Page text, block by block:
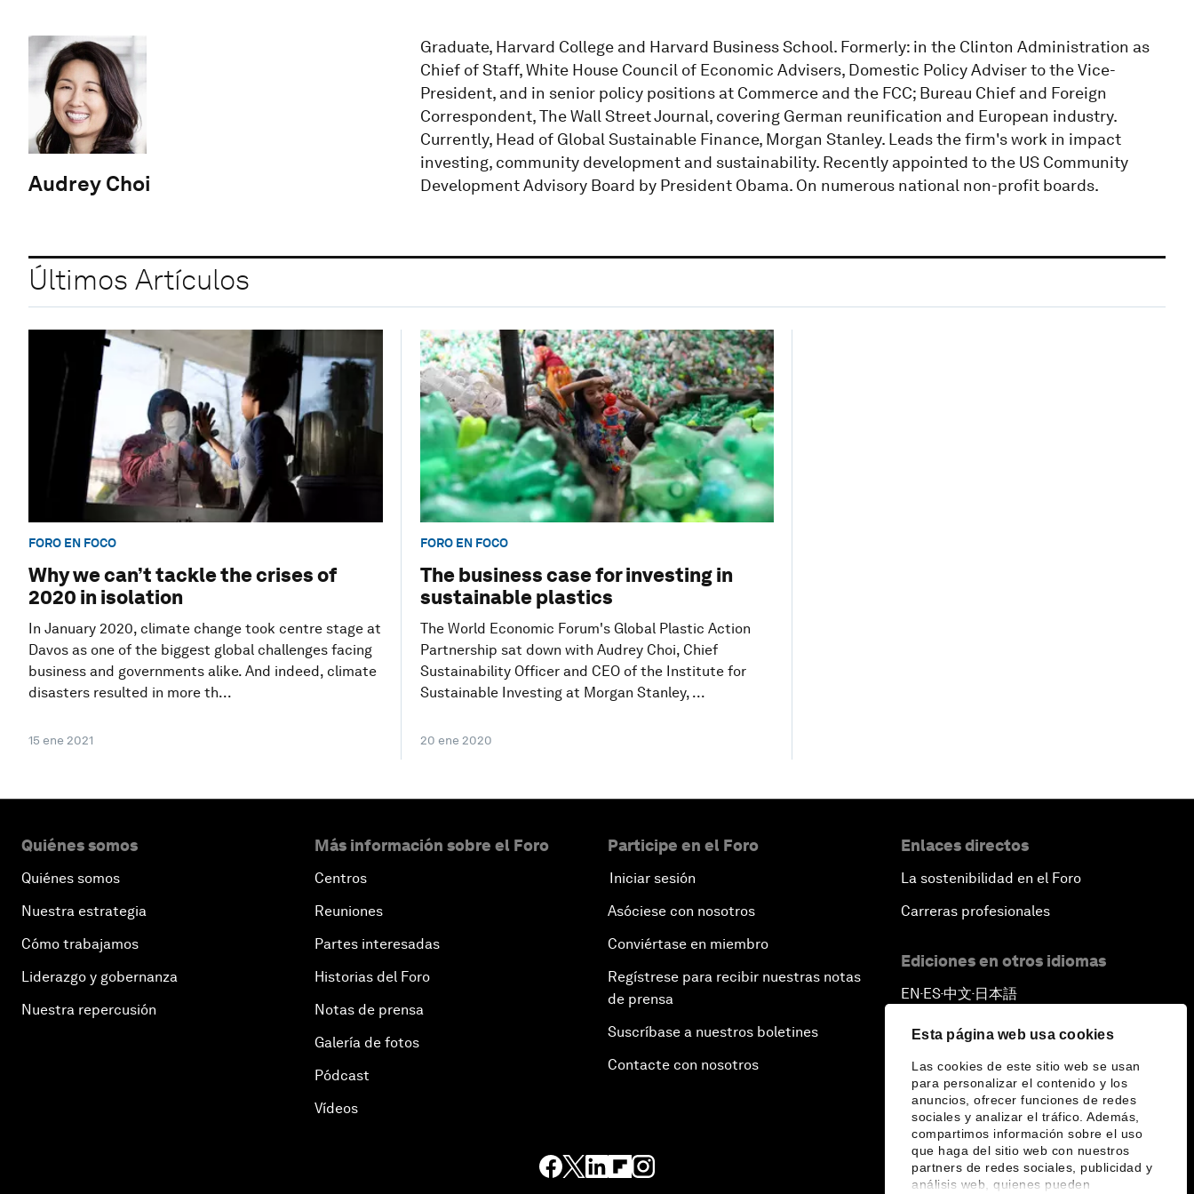
Esta página web usa cookies
Las cookies de este sitio web se usan
para personalizar el contenido y los
anuncios, ofrecer funciones de redes
sociales y analizar el tráfico. Además,
compartimos información sobre el uso
que haga del sitio web con nuestros
partners de redes sociales, publicidad y
análisis web, quienes pueden
Audrey Choi
Graduate, Harvard College and Harvard Business School. Formerly: in the Clinton Administration as
Chief of Staff, White House Council of Economic Advisers, Domestic Policy Adviser to the Vice-
President, and in senior policy positions at Commerce and the FCC; Bureau Chief and Foreign
Correspondent, The Wall Street Journal, covering German reunification and European industry.
Currently, Head of Global Sustainable Finance, Morgan Stanley. Leads the firm's work in impact
investing, community development and sustainability. Recently appointed to the US Community
Development Advisory Board by President Obama. On numerous national non-profit boards.
Últimos Artículos
FORO EN FOCO
Why we can’t tackle the crises of
2020 in isolation
In January 2020, climate change took centre stage at
Davos as one of the biggest global challenges facing
business and governments alike. And indeed, climate
disasters resulted in more th...
15 ene 2021
FORO EN FOCO
The business case for investing in
sustainable plastics
The World Economic Forum's Global Plastic Action
Partnership sat down with Audrey Choi, Chief
Sustainability Officer and CEO of the Institute for
Sustainable Investing at Morgan Stanley, ...
20 ene 2020
Quiénes somos
Quiénes somos
Nuestra estrategia
Cómo trabajamos
Liderazgo y gobernanza
Nuestra repercusión
Más información sobre el Foro
Centros
Reuniones
Partes interesadas
Historias del Foro
Notas de prensa
Galería de fotos
Pódcast
Vídeos
Participe en el Foro
Iniciar sesión
Asóciese con nosotros
Conviértase en miembro
Regístrese para recibir nuestras notas
de prensa
Suscríbase a nuestros boletines
Contacte con nosotros
Enlaces directos
La sostenibilidad en el Foro
Carreras profesionales
Ediciones en otros idiomas
EN ▪ ES▪中文▪ 日本語